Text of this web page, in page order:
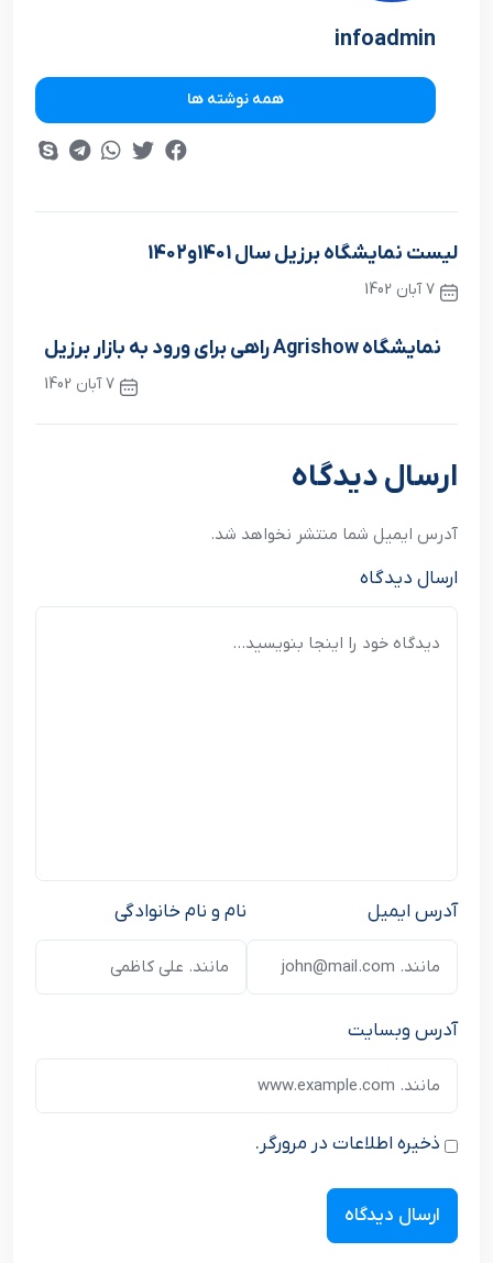
infoadmin
همه نوشته ها
ليست نمايشگاه برزيل سال 1401و1402
7 آبان 1402
نمايشگاه Agrishow راهي براي ورود به بازار برزيل
7 آبان 1402
نوشته بعدی
ارسال دیدگاه
آدرس ایمیل شما منتشر نخواهد شد.
ارسال دیدگاه
نام و نام خانوادگی آدرس ایمیل
آدرس وبسایت
ذخیره اطلاعات در مرورگر.